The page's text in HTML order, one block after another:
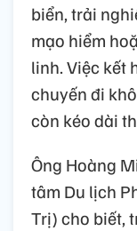
biển, trải
mạo hiểm
linh. Việc kết
chuyến đi
còn kéo dài
Ông Hoàng
tâm Du lịch
Trị) cho biết,